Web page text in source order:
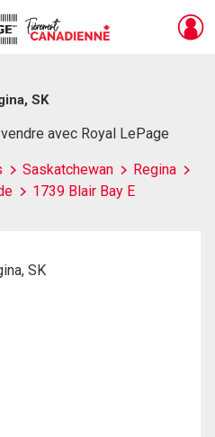
SK
avec Royal LePage
Saskatchewan
Regina
1739 Blair Bay E